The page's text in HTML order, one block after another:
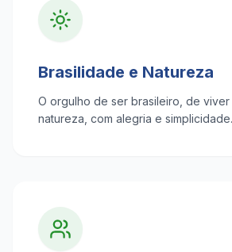
Brasilidade e Natureza
O orgulho de ser brasileiro, de
natureza, com alegria e simplicidade.